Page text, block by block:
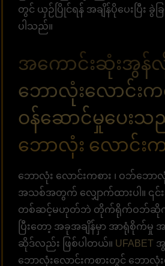
တွင် ယှဉ်ပြိုင်ရန် အချိန်ပိုပေးပြီး ခွဲ
ပါသည်။
အကောင်းဆုံးအွန်
ဘောလုံးလောင်းကစ
ဝန်ဆောင်မှုပေးသ
ဘောလုံး လောင်းက
ဘောလုံး လောင်းကစား ၊ ဝဘ်ဘော
အသစ်အတွက် လျှောက်ထားပါ။ ၎င်
တစ်ဆင့်မဟုတ်ဘဲ တိုက်ရိုက်ဝဘ်ဆိုက်
ပြီးတော့ အခုအချိန်မှာ အာရုံစိုက်မှု
ဆိုဒ်လည်း ဖြစ်ပါတယ်။ UFABET အွ
ဘောလုံးလောင်းကစားတွင် ဘောလုံ